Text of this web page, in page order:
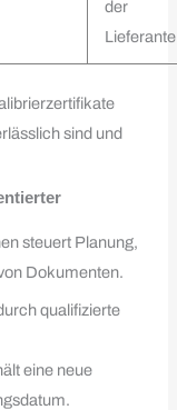
der
sind und
steuert Planung,
Dokumenten.
qualifizierte
eine neue